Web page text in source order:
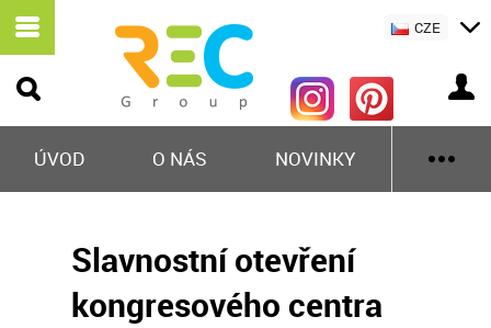
ÚVOD O NÁS NOVINKY
CZE
Slavnostní otevření
kongresového centra